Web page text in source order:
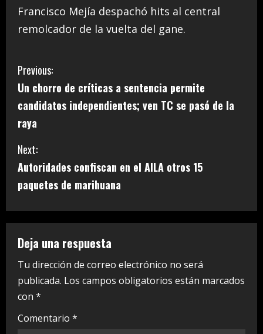
Francisco Mejía despachó hits al central
remolcador de la vuelta del gane.
C
o
n
t
i
n
u
e
R
e
a
Previous:
Un chorro de críticas a sentencia permite
candidatos independientes; ven TC se pasó de la
raya
Next:
Autoridades confiscan en el AILA otros 15
paquetes de marihuana
Deja una respuesta
Tu dirección de correo electrónico no será
publicada. Los campos obligatorios están marcados
con *
Comentario *